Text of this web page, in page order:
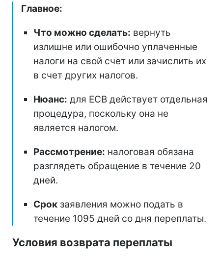
Главное:
Что можно сделать: вернуть
излишне или ошибочно уплаченные
налоги на свой счет или зачислить их
в счет других налогов.
Нюанс: для ЕСВ действует отдельная
процедура, поскольку она не
является налогом.
Рассмотрение: налоговая обязана
разглядеть обращение в течение 20
дней.
Срок заявления можно подать в
течение 1095 дней со дня переплаты.
Условия возврата переплаты